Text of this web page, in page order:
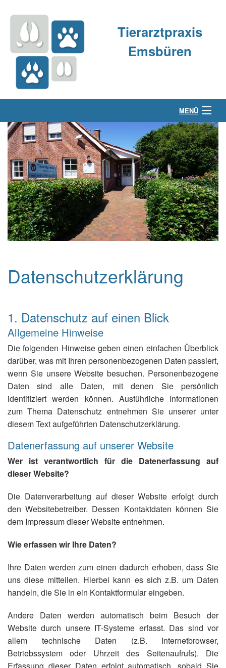
Tierarztpraxis
Emsbüren
MENÜ
Über uns
Kleintierpraxis
Großtierpraxis
Kontakt & Anfahrt
Datenschutzerklärung
1. Datenschutz auf einen Blick
Allgemeine Hinweise
Die folgenden Hinweise geben einen einfachen Überblick
darüber, was mit Ihren personenbezogenen Daten passiert,
wenn Sie unsere Website besuchen. Personenbezogene
Daten sind alle Daten, mit denen Sie persönlich
identifiziert werden können. Ausführliche Informationen
zum Thema Datenschutz entnehmen Sie unserer unter
diesem Text aufgeführten Datenschutzerklärung.
Datenerfassung auf unserer Website
Wer ist verantwortlich für die Datenerfassung auf
dieser Website?
Die Datenverarbeitung auf dieser Website erfolgt durch
den Websitebetreiber. Dessen Kontaktdaten können Sie
dem Impressum dieser Website entnehmen.
Wie erfassen wir Ihre Daten?
Ihre Daten werden zum einen dadurch erhoben, dass Sie
uns diese mitteilen. Hierbei kann es sich z.B. um Daten
handeln, die Sie in ein Kontaktformular eingeben.
Andere Daten werden automatisch beim Besuch der
Website durch unsere IT-Systeme erfasst. Das sind vor
allem technische Daten (z.B. Internetbrowser,
Betriebssystem oder Uhrzeit des Seitenaufrufs). Die
Erfassung dieser Daten erfolgt automatisch, sobald Sie